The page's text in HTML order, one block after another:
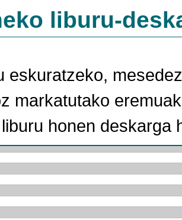
liburu-
eskuratzeko,
markatutako
honen deskarga